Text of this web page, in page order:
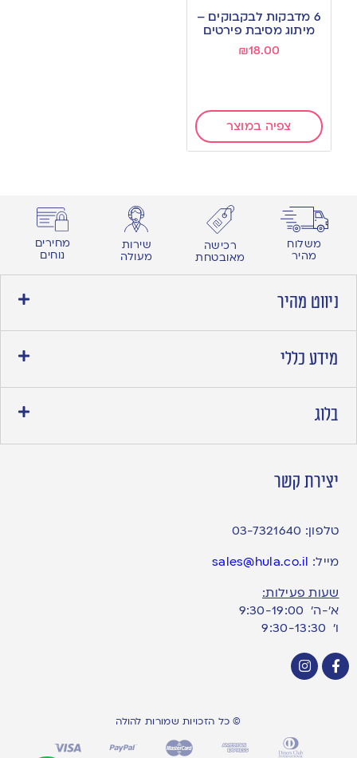
to
wishlist
6 מדבקות לבקבוקים –
מיתוג מסיבת פירטים
₪18.00
צפיה במוצר
משלוח
מהיר
רכישה
מאובטחת
שירות
מעולה
מחירים
נוחים
ניווט מהיר
מידע כללי
בלוג
יצירת קשר
טלפון: 03-7321640
מייל: sales@hula.co.il
שעות פעילות:
א’-ה’ 9:30-19:00
ו׳ 9:30-13:30
© כל הזכויות שמורות להולה